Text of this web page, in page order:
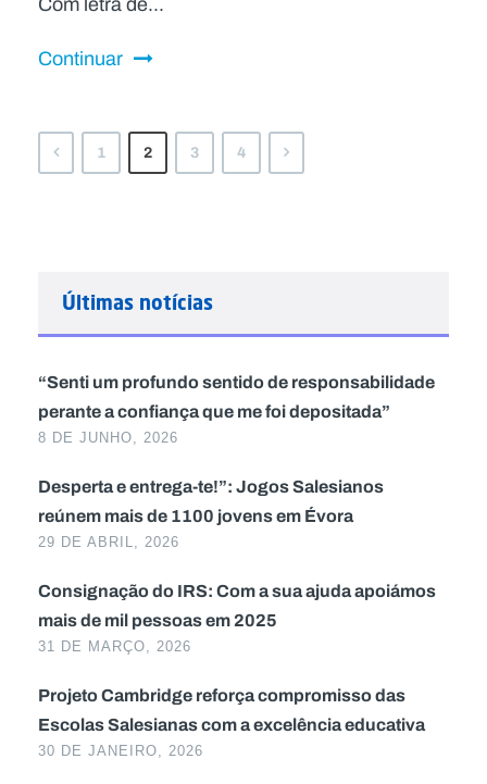
Continuar
1 2 3 4
Últimas notícias
“Senti um profundo sentido de responsabilidade
perante a confiança que me foi depositada”
8 DE JUNHO, 2026
Desperta e entrega-te!”: Jogos Salesianos
reúnem mais de 1100 jovens em Évora
29 DE ABRIL, 2026
Consignação do IRS: Com a sua ajuda apoiámos
mais de mil pessoas em 2025
31 DE MARÇO, 2026
Projeto Cambridge reforça compromisso das
Escolas Salesianas com a excelência educativa
30 DE JANEIRO, 2026